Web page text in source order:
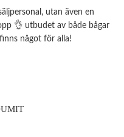
utan även en
👌 utbudet av både bågar
något för alla!